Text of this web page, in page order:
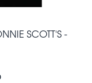
SCOTT'S -